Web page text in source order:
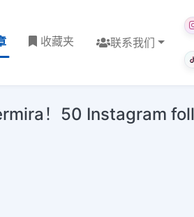
收藏夹 联系我们
！50 Instagram